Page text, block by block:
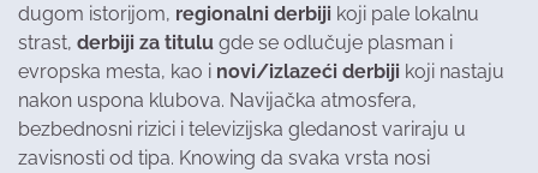
dugom istorijom, regionalni derbiji koji pale lokalnu
strast, derbiji za titulu gde se odlučuje plasman i
evropska mesta, kao i novi/izlazeći derbiji koji nastaju
nakon uspona klubova. Navijačka atmosfera,
bezbednosni rizici i televizijska gledanost variraju u
zavisnosti od tipa. Knowing da svaka vrsta nosi